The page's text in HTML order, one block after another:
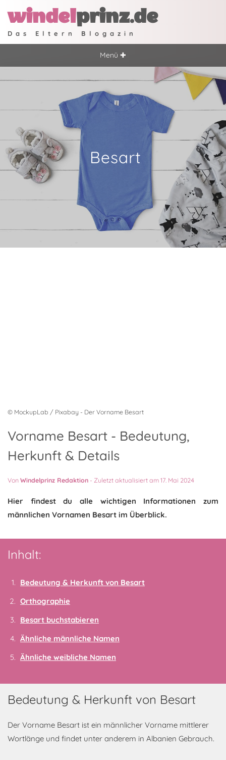
windelprinz.de
Das Eltern Blogazin
Menü ✚
Besart
© MockupLab / Pixabay - Der Vorname Besart
Vorname Besart - Bedeutung,
Herkunft & Details
VonWindelprinz Redaktion - Zuletzt aktualisiert am 17. Mai 2024
Hier findest du alle wichtigen Informationen zum
männlichen Vornamen Besart im Überblick.
Inhalt:
Bedeutung & Herkunft von Besart
Orthographie
Besart buchstabieren
Ähnliche männliche Namen
Ähnliche weibliche Namen
Bedeutung & Herkunft von Besart
Der Vorname Besart ist ein männlicher Vorname mittlerer
Wortlänge und findet unter anderem in Albanien Gebrauch.